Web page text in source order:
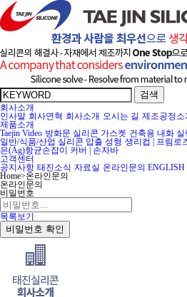
검색
회사소개
인사말 회사연혁 회사소개 오시는 길 제조공정소
제품소개
Taejin Video 방화문 실리콘 가스켓 건축용 내화 실
일반/식품/산업 실리콘 압출 성형 생리컵 | 프림로
은(Ag)항균손잡이 커버 | 손자바
고객센터
공지사항 태진소식 자료실 온라인문의 ENGLISH
Home>온라인문의
온라인문의
비밀번호
목록보기
비밀번호 확인